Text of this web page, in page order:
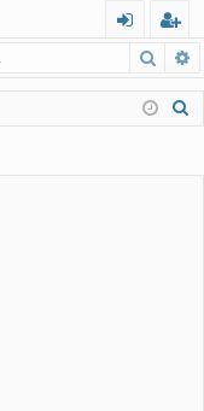
m
el
eg
ist
rie